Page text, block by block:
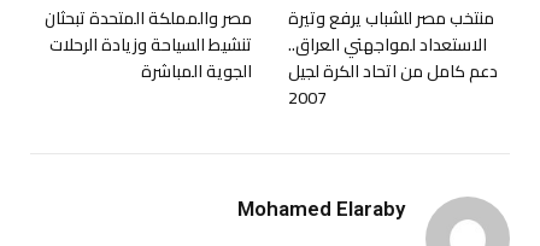
منتخب مصر للشباب يرفع وتيرة
الاستعداد لمواجهتي العراق..
دعم كامل من اتحاد الكرة لجيل
2007
مصر والمملكة المتحدة تبحثان
تنشيط السياحة وزيادة الرحلات
الجوية المباشرة
Mohamed Elaraby